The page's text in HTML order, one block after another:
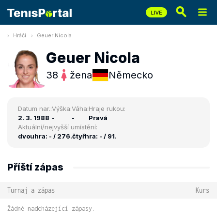
Hráči Geuer Nicola
Geuer Nicola
38 žena Německo
Datum nar.:
2. 3. 1988
Výška:
-
Váha:
-
Hraje rukou:
Pravá
Aktuální/nejvyšší umístění:
dvouhra: - / 276.čtyřhra: - / 91.
Příští zápas
Turnaj a zápas Kurs
Žádné nadcházející zápasy.